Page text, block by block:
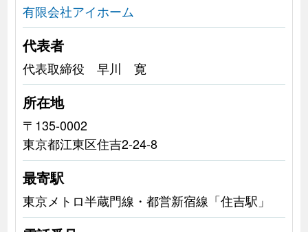
有限会社アイホーム
代表者
代表取締役 早川 寛
所在地
〒135-0002
東京都江東区住吉2-24-8
最寄駅
東京メトロ半蔵門線・都営新宿線「住吉駅」